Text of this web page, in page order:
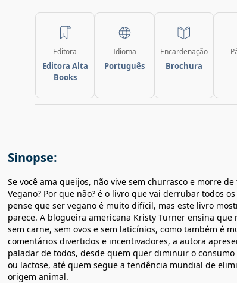
Editora
Editora Alta
Books
Idioma
Português
Encardenação
Brochura
Sinopse:
Se você ama queijos, não vive sem churrasco e morre
Vegano? Por que não? é o livro que vai derrubar todos
pense que ser vegano é muito difícil, mas este livro
parece. A blogueira americana Kristy Turner ensina que
sem carne, sem ovos e sem laticínios, como também é
comentários divertidos e incentivadores, a autora
paladar de todos, desde quem quer diminuir o
ou lactose, até quem segue a tendência mundial de
origem animal.